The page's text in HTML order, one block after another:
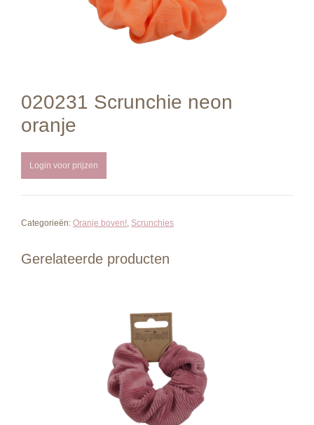
020231 Scrunchie neon
oranje
Login voor prijzen
Categorieën: Oranje boven! Scrunchies
Gerelateerde producten